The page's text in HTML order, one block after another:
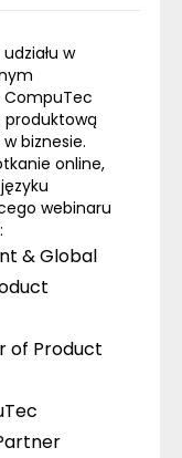
w
CompuTec
produktową
biznesie.
online,
webinaru
& Global
of Product